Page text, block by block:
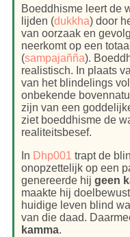
Boeddhisme leert de
lijden (dukkha) door
van oorzaak en
neerkomt op een
(sampajañña).
realistisch. In plaats
van het blindelings
onbekende
zijn van een
ziet boeddhisme de
realiteitsbesef.
In Dhp001 trapt de
onopzettelijk op een
genereerde hij geen
maakte hij
huidige leven blind
van die daad.
kamma.